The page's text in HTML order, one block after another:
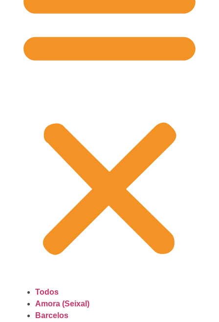
Todos
Amora (Seixal)
Barcelos